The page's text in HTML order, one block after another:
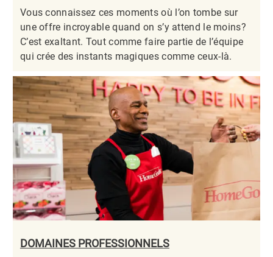
Vous connaissez ces moments où l’on tombe sur
une offre incroyable quand on s’y attend le moins?
C’est exaltant. Tout comme faire partie de l’équipe
qui crée des instants magiques comme ceux-là.​​​​​​​
DOMAINES PROFESSIONNELS